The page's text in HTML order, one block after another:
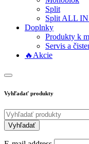
Split
Split ALL
Doplnky
Produkty k
Servis a
🔥Akcie
Vyhľadať produkty